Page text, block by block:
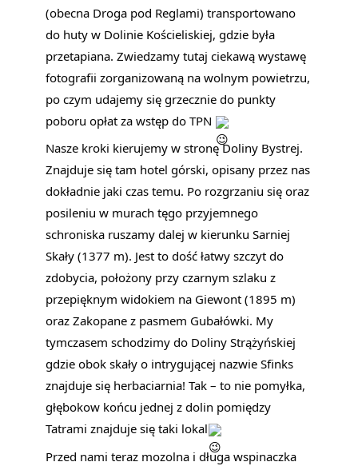
(obecna Droga pod Reglami) transportowano
do huty w Dolinie Kościeliskiej, gdzie była
przetapiana. Zwiedzamy tutaj ciekawą wystawę
fotografii zorganizowaną na wolnym powietrzu,
po czym udajemy się grzecznie do punkty
poboru opłat za wstęp do TPN
Nasze kroki kierujemy w stronę Doliny Bystrej.
Znajduje się tam hotel górski, opisany przez nas
dokładnie jaki czas temu. Po rozgrzaniu się oraz
posileniu w murach tęgo przyjemnego
schroniska ruszamy dalej w kierunku Sarniej
Skały (1377 m). Jest to dość łatwy szczyt do
zdobycia, położony przy czarnym szlaku z
przepięknym widokiem na Giewont (1895 m)
oraz Zakopane z pasmem Gubałówki. My
tymczasem schodzimy do Doliny Strążyńskiej
gdzie obok skały o intrygującej nazwie Sfinks
znajduje się herbaciarnia! Tak – to nie pomyłka,
głębokow końcu jednej z dolin pomiędzy
Tatrami znajduje się taki lokal
Przed nami teraz mozolna i długa wspinaczka